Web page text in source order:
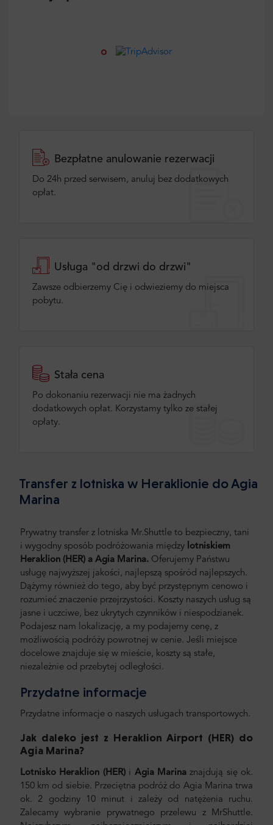
Bezpłatne anulowanie rezerwacji
Do 24h przed serwisem, anuluj bez dodatkowych
opłat.
Usługa "od drzwi do drzwi"
Zawsze odbierzemy Cię i odwieziemy do miejsca
pobytu.
Stała cena
Po dokonaniu rezerwacji nie ma żadnych
dodatkowych opłat. Korzystamy tylko ze stałej
opłaty.
Transfer z lotniska w Heraklionie do Agia
Marina
Prywatny transfer z lotniska Mr.Shuttle to bezpieczny, tani
i wygodny sposób podróżowania między lotniskiem
Heraklion (HER) a Agia Marina. Oferujemy Państwu
usługę najwyższej jakości, najlepszą spośród najlepszych.
Dążymy również do tego, aby być przystępnym cenowo i
rozumieć znaczenie przejrzystości. Koszty naszych usług są
jasne i uczciwe, bez ukrytych czynników i niespodzianek.
Podajesz nam lokalizację, a my podajemy cenę, z
możliwością podróży powrotnej w cenie. Jeśli miejsce
docelowe znajduje się w mieście, koszty są stałe,
niezależnie od przebytej odległości.
Przydatne informacje
Przydatne informacje o naszych usługach transportowych.
Jak daleko jest z Heraklion Airport (HER) do
Agia Marina?
Lotnisko Heraklion (HER)i Agia Marinaznajdują się ok.
150 km od siebie. Przeciętna podróż do Agia Marina trwa
ok. 2 godziny 10 minut i zależy od natężenia ruchu.
Zalecamy wybranie prywatnego przelewu z MrShuttle.